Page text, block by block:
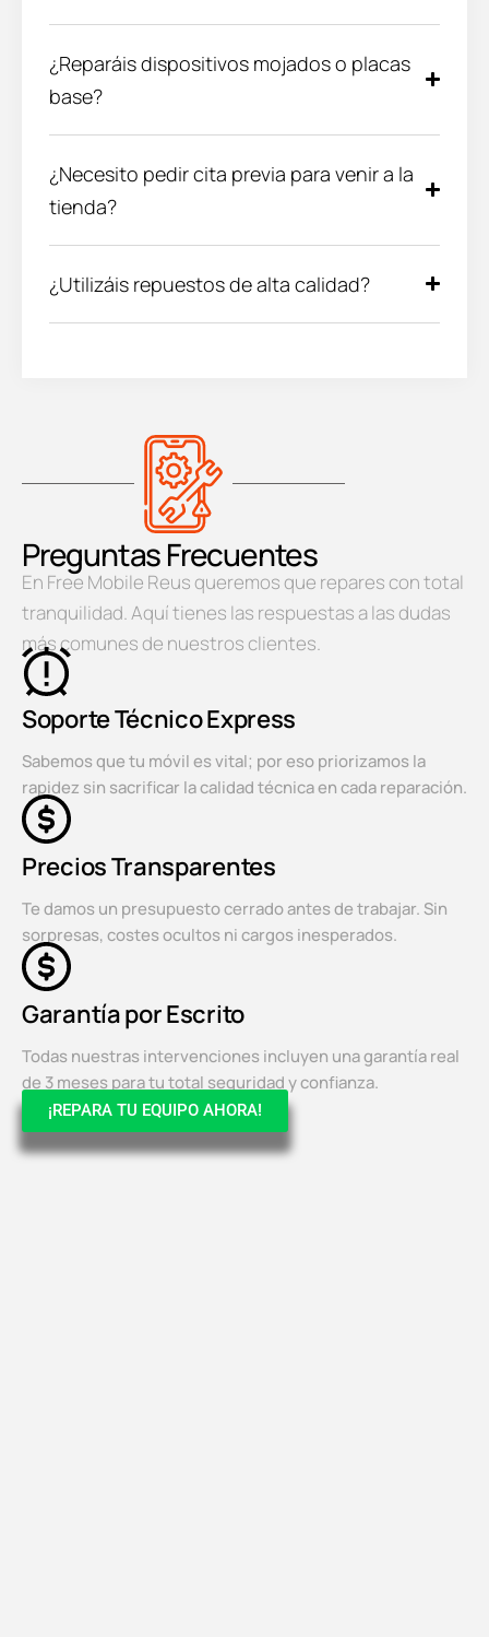
¿Reparáis dispositivos mojados o placas
base?
¿Necesito pedir cita previa para venir a la
tienda?
¿Utilizáis repuestos de alta calidad?
Preguntas Frecuentes
En Free Mobile Reus queremos que repares con total
tranquilidad. Aquí tienes las respuestas a las dudas
más comunes de nuestros clientes.
Soporte Técnico Express
Sabemos que tu móvil es vital; por eso priorizamos la
rapidez sin sacrificar la calidad técnica en cada reparación.
Precios Transparentes
Te damos un presupuesto cerrado antes de trabajar. Sin
sorpresas, costes ocultos ni cargos inesperados.
Garantía por Escrito
Todas nuestras intervenciones incluyen una garantía real
de 3 meses para tu total seguridad y confianza.
¡REPARA TU EQUIPO AHORA!